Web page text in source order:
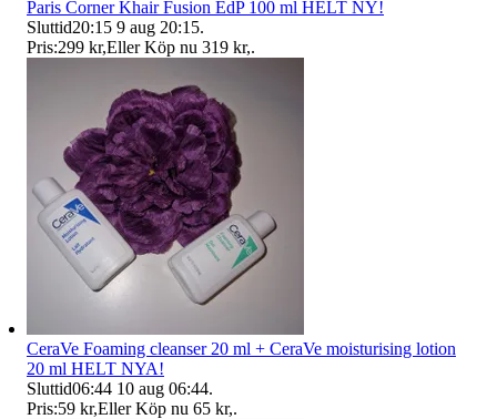
Paris Corner Khair Fusion EdP 100 ml HELT NY!
Sluttid20:15 9 aug 20:15.
Pris:299 kr,Eller Köp nu 319 kr,.
CeraVe Foaming cleanser 20 ml + CeraVe moisturising lotion
20 ml HELT NYA!
Sluttid06:44 10 aug 06:44.
Pris:59 kr,Eller Köp nu 65 kr,.